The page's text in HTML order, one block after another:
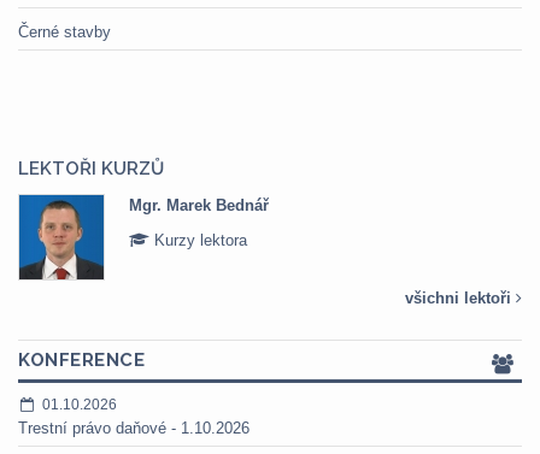
Černé stavby
LEKTOŘI KURZŮ
Mgr. Marek Bednář
Kurzy lektora
všichni lektoři
KONFERENCE
01.10.2026
Trestní právo daňové - 1.10.2026